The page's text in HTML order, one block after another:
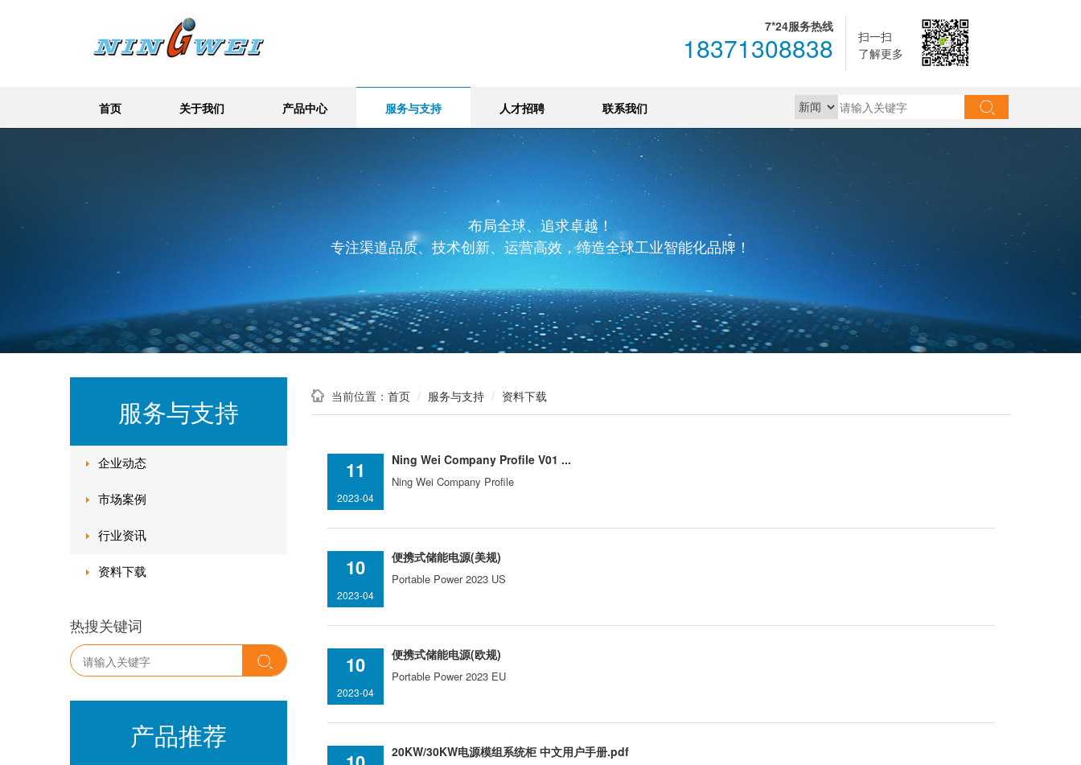
7*24服务热线
18371308838
扫一扫
了解更多
首页 关于我们 产品中心 服务与支持 人才招聘 联系我们
布局全球、追求卓越！
专注渠道品质、技术创新、运营高效，缔造全球工业智能化品牌！
服务与支持
企业动态
市场案例
行业资讯
资料下载
热搜关键词
产品推荐
当前位置： 首页 服务与支持 资料下载
11
2023-04
Ning Wei Company Profile V01 ...
Ning Wei Company Profile
10
2023-04
便携式储能电源(美规)
Portable Power 2023 US
10
2023-04
便携式储能电源(欧规)
Portable Power 2023 EU
20KW/30KW电源模组系统柜 中文用户手册.pdf